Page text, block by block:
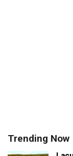
Trending Now